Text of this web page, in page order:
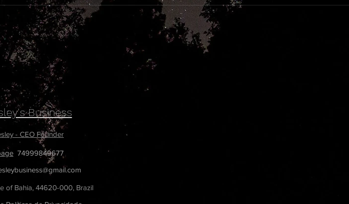
Business
- CEO Founder
74999849677
of Bahia, 44620-000, Brazil